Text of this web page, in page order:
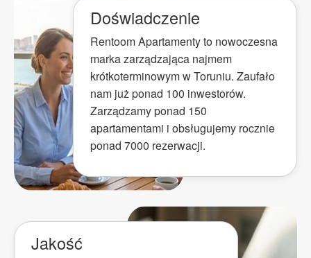
Doświadczenie
Rentoom Apartamenty to nowoczesna
marka zarządzająca najmem
krótkoterminowym w Toruniu. Zaufało
nam już ponad 100 inwestorów.
Zarządzamy ponad 150
apartamentami i obsługujemy rocznie
ponad 7000 rezerwacji.
Jakość